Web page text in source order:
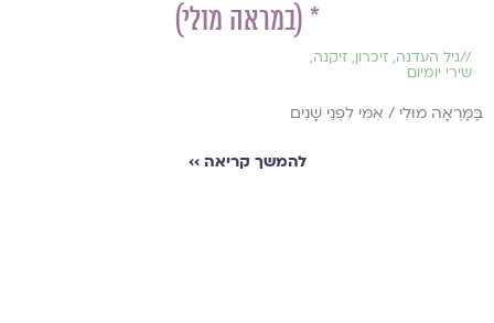
* (במראה מולי)
//גיל העדנה, זיכרון, זיקנה,
שירי יומיום
בַּמַּרְאָה מוּלִי / אִמִּי לִפְנֵי שָׁנִים
להמשך קריאה ››